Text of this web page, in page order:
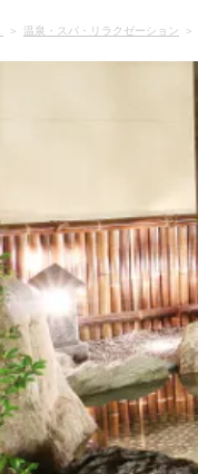
温泉・スパ・リラクゼーション